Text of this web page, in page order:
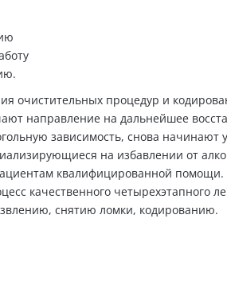
очистительных процедур и
направление на дальнейшее
зависимость, снова начинают
на избавлении от
квалифицированной помощи.
качественного четырехэтапного
снятию ломки, кодированию.